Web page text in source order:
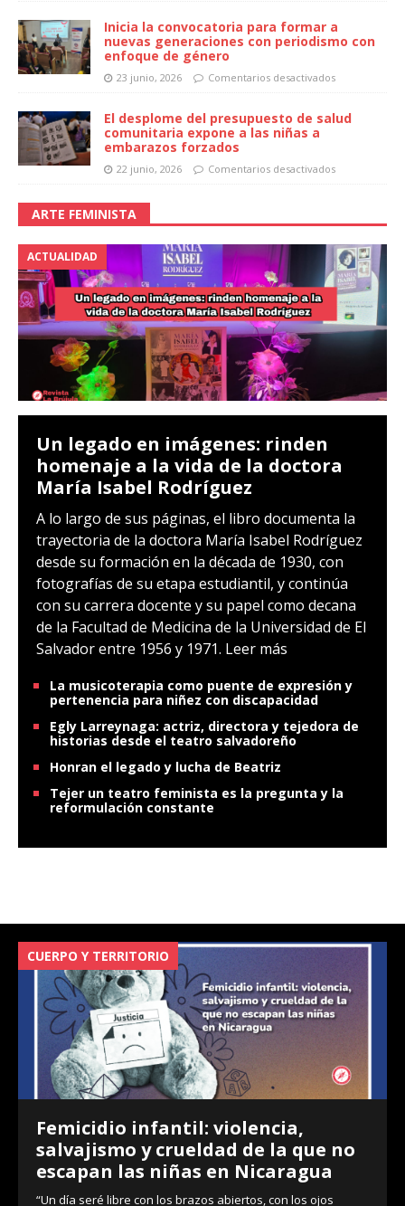
Inicia la convocatoria para formar a
nuevas generaciones con periodismo con
enfoque de género
23 junio, 2026 Comentarios desactivados
El desplome del presupuesto de salud
comunitaria expone a las niñas a
embarazos forzados
22 junio, 2026 Comentarios desactivados
ARTE FEMINISTA
ACTUALIDAD
Un legado en imágenes: rinden
homenaje a la vida de la doctora
María Isabel Rodríguez
A lo largo de sus páginas, el libro documenta la
trayectoria de la doctora María Isabel Rodríguez
desde su formación en la década de 1930, con
fotografías de su etapa estudiantil, y continúa
con su carrera docente y su papel como decana
de la Facultad de Medicina de la Universidad de El
Salvador entre 1956 y 1971. Leer más
La musicoterapia como puente de expresión y
pertenencia para niñez con discapacidad
Egly Larreynaga: actriz, directora y tejedora de
historias desde el teatro salvadoreño
Honran el legado y lucha de Beatriz
Tejer un teatro feminista es la pregunta y la
reformulación constante
CUERPO Y TERRITORIO
Femicidio infantil: violencia,
salvajismo y crueldad de la que no
escapan las niñas en Nicaragua
“Un día seré libre con los brazos abiertos, con los ojos